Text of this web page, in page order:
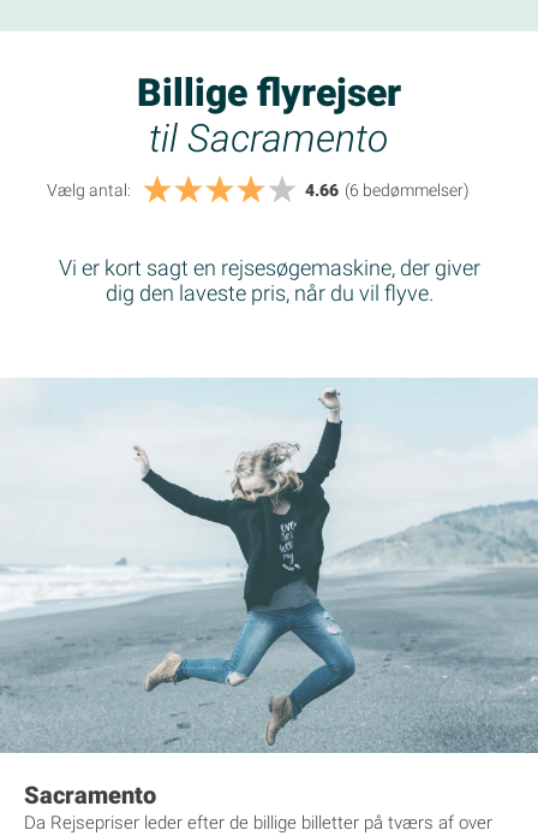
Billige flyrejser
til Sacramento
Vælg antal: 4.66 (6 bedømmelser)
Vi er kort sagt en rejsesøgemaskine, der giver
dig den laveste pris, når du vil flyve.
Sacramento
Da Rejsepriser leder efter de billige billetter på tværs af over